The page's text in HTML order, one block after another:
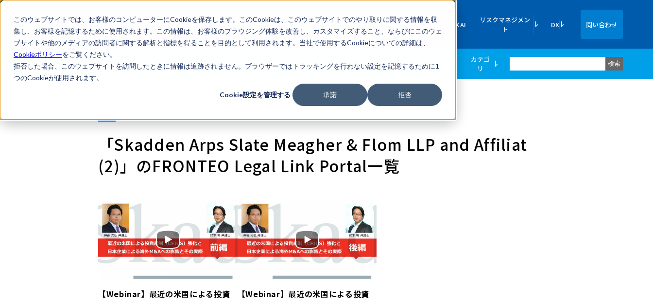
このウェブサイトでは、お客様のコンピューターにCookieを保存します。このCookieは、このウェブサイトでのやり取りに関する情報を収
集し、お客様を記憶するために使用されます。この情報は、お客様のブラウジング体験を改善し、カスタマイズすること、ならびにこのウェ
ブサイトや他のメディアの訪問者に関する解析と指標を得ることを目的として利用されます。当社で使用するCookieについての詳細は、
Cookieポリシーをご覧ください。
拒否した場合、このウェブサイトを訪問したときに情報は追跡されません。ブラウザーではトラッキングを行わない設定を記憶するために1
つのCookieが使用されます。
Cookie設定を管理する 承諾 拒否
企業情
報
IR情報 ライフサイエンスAI
リスクマネジメン
ト
DX 問い合わせ
LegalTech AI Top Legal Link Portal 弁護士事務所一覧 FAQ ログイン 新規会員登録 初めての方へ
カテゴ
リ
検索
「Skadden Arps Slate Meagher & Flom LLP and Affiliat
(2)」のFRONTEO Legal Link Portal一覧
【Webinar】最近の米国による投資
【Webinar】最近の米国による投資